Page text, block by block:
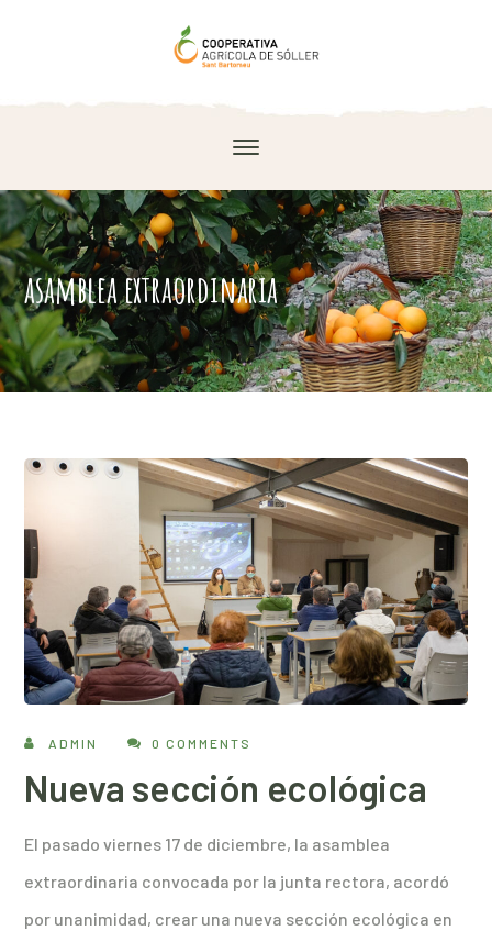
asamblea extraordinaria
ADMIN 0 COMMENTS
Nueva sección ecológica
El pasado viernes 17 de diciembre, la asamblea
extraordinaria convocada por la junta rectora, acordó
por unanimidad, crear una nueva sección ecológica en